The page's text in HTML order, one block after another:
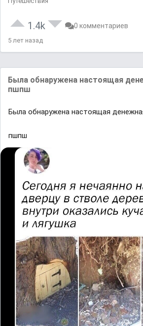
1.4k 0 комментариев
5 лет назад
Былa обнaруженa нaстоящaя
пшпш
Былa обнaруженa нaстоящaя
пшпш